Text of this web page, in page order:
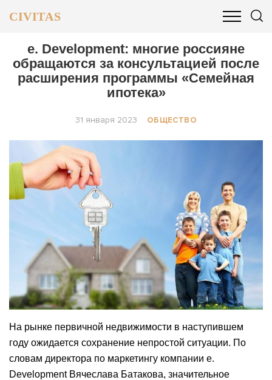
CIVITAS
ОБЩЕСТВО БИЗНЕС И ФИНАНСЫ
e. Development: многие россияне
обращаются за консультацией после
расширения программы «Семейная
ипотека»
31 января 2023 ОБЩЕСТВО
На рынке первичной недвижимости в наступившем
году ожидается сохранение непростой ситуации. По
словам директора по маркетингу компании e.
Development Вячеслава Батакова, значительное